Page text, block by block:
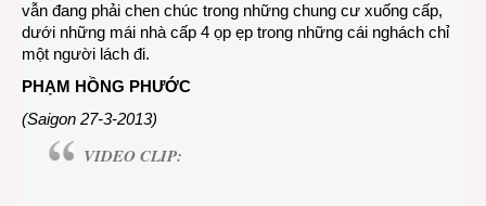
vẫn đang phải chen chúc trong những chung cư xuống cấp,
dưới những mái nhà cấp 4 ọp ẹp trong những cái nghách chỉ
một người lách đi.
PHẠM HỒNG PHƯỚC
(Saigon 27-3-2013)
VIDEO CLIP: